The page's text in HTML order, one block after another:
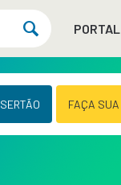
SERTÃO FAÇA